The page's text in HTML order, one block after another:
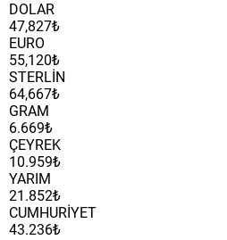
DOLAR
47,827₺
EURO
55,120₺
STERLİN
64,667₺
GRAM
6.669₺
ÇEYREK
10.959₺
YARIM
21.852₺
CUMHURİYET
43.236₺